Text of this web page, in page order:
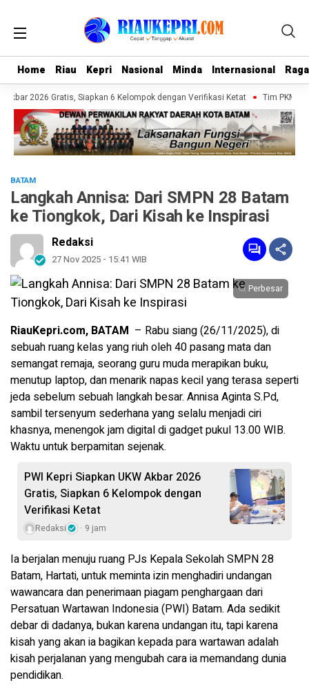
Home Riau Kepri Nasional Minda Internasional
Home Riau Kepri Nasional Minda Internasional
2026 Gratis, Siapkan 6 Kelompok dengan Verifikasi Ketat Tim PKM
BATAM
Langkah Annisa: Dari SMPN 28 Batam
ke Tiongkok, Dari Kisah ke Inspirasi
Redaksi
27 Nov 2025 - 15:41 WIB
Perbesar
RiauKepri.com, BATAM – Rabu siang (26/11/2025), di
sebuah ruang kelas yang riuh oleh 40 pasang mata dan
semangat remaja, seorang guru muda merapikan buku,
menutup laptop, dan menarik napas kecil yang terasa seperti
jeda sebelum sebuah langkah besar. Annisa Aginta S.Pd,
sambil tersenyum sederhana yang selalu menjadi ciri
khasnya, menengok jam digital di gadget pukul 13.00 WIB.
Waktu untuk berpamitan sejenak.
PWI Kepri Siapkan UKW Akbar 2026
Gratis, Siapkan 6 Kelompok dengan
Verifikasi Ketat
Redaksi 9 jam
Ia berjalan menuju ruang PJs Kepala Sekolah SMPN 28
Batam, Hartati, untuk meminta izin menghadiri undangan
wawancara dan penerimaan piagam penghargaan dari
Persatuan Wartawan Indonesia (PWI) Batam. Ada sedikit
debar di dadanya, bukan karena undangan itu, tapi karena
kisah yang akan ia bagikan kepada para wartawan adalah
kisah perjalanan yang mengubah cara ia memandang dunia
pendidikan.